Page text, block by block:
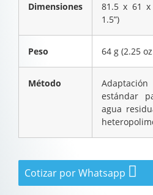
Dimensiones
81.5 x 61
1.5”)
Peso 64 g (2.25
Método
estándar
agua
Cotizar por Whatsapp